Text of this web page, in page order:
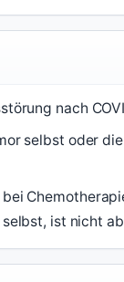
nach
selbst oder
ist nicht